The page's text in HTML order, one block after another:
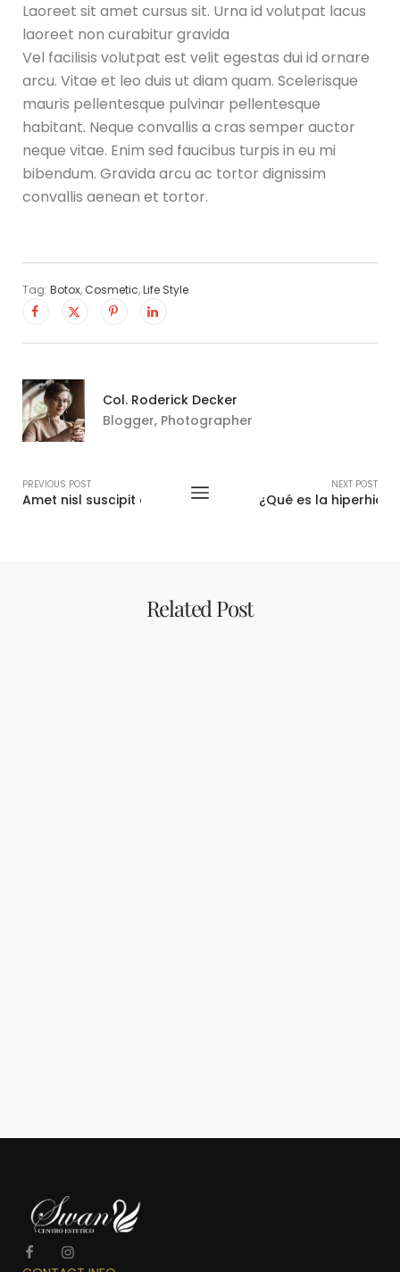
Laoreet sit amet cursus sit. Urna id volutpat lacus
laoreet non curabitur gravida
Vel facilisis volutpat est velit egestas dui id ornare
arcu. Vitae et leo duis ut diam quam. Scelerisque
mauris pellentesque pulvinar pellentesque
habitant. Neque convallis a cras semper auctor
neque vitae. Enim sed faucibus turpis in eu mi
bibendum. Gravida arcu ac tortor dignissim
convallis aenean et tortor.
Tag: Botox, Cosmetic,Life Style
Col. Roderick Decker
Blogger, Photographer
PREVIOUS POST
Amet nisl suscipit adipiscing bibendum est ultricies
NEXT POST
¿Qué es la
Related Post